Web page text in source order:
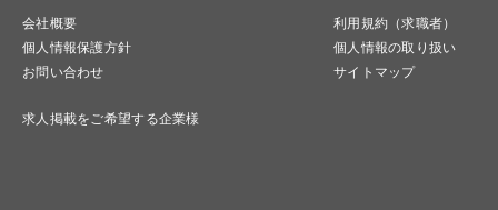
会社概要
利用規約（求職者）
個人情報保護方針
個人情報の取り扱い
お問い合わせ
サイトマップ
求人掲載をご希望する企業様